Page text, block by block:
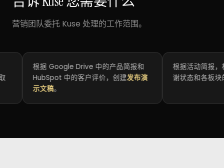
营销团队委托 Kuse 处理的工作范围。
根据 Google Drive 中的产品简报和
HubSpot 中的客户评价，创建发布演
示文稿。
根据活动简报，构
谢状态和各板块的发